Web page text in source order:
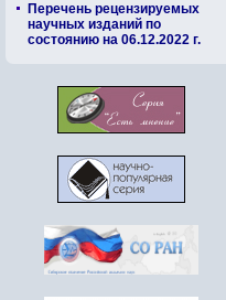
Перечень рецензируемых
научных изданий по
состоянию на 06.12.2022 г.